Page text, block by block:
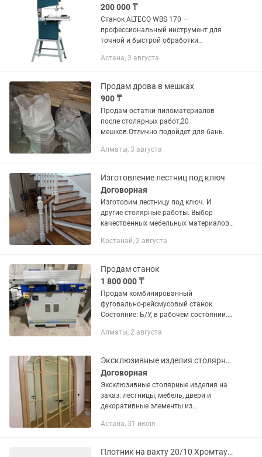
200 000 ₸
Станок ALTECO WBS 170 —
профессиональный инструмент для
точной и быстрой обработки
скоростью вращения до 800 об/мин он
различных...
Астана, 3 августа
Продам дрова в мешках
900 ₸
Продам остатки пиломатериалов
после столярных работ,20
мешков.Отлично подойдет для бань.
Алматы, 3 августа
Изготовление лестниц под ключ
Договорная
Изготовим лестницу под ключ. И
другие столярные работы. Выбор
качественных мебельных материалов.
Лиственница/ Сосна. Большой опыт
Костанай, 2 августа
Продам станок
1 800 000 ₸
Продам комбинированный
фуговально-рейсмусовый станок
Состояние: Б/У, в рабочем состоянии.
выравнивание поверхностей и
размер. Основные...
Алматы, 2 августа
Эксклюзивные изделия столярных работ, для вашего интерьера!
Договорная
Эксклюзивные столярные изделия на
заказ: лестницы, мебель, двери и
декоративные элементы из
качество, продуманные конструкции и
Астана, 31 июля
Плотник на вахту 20/10 Хромтауский район